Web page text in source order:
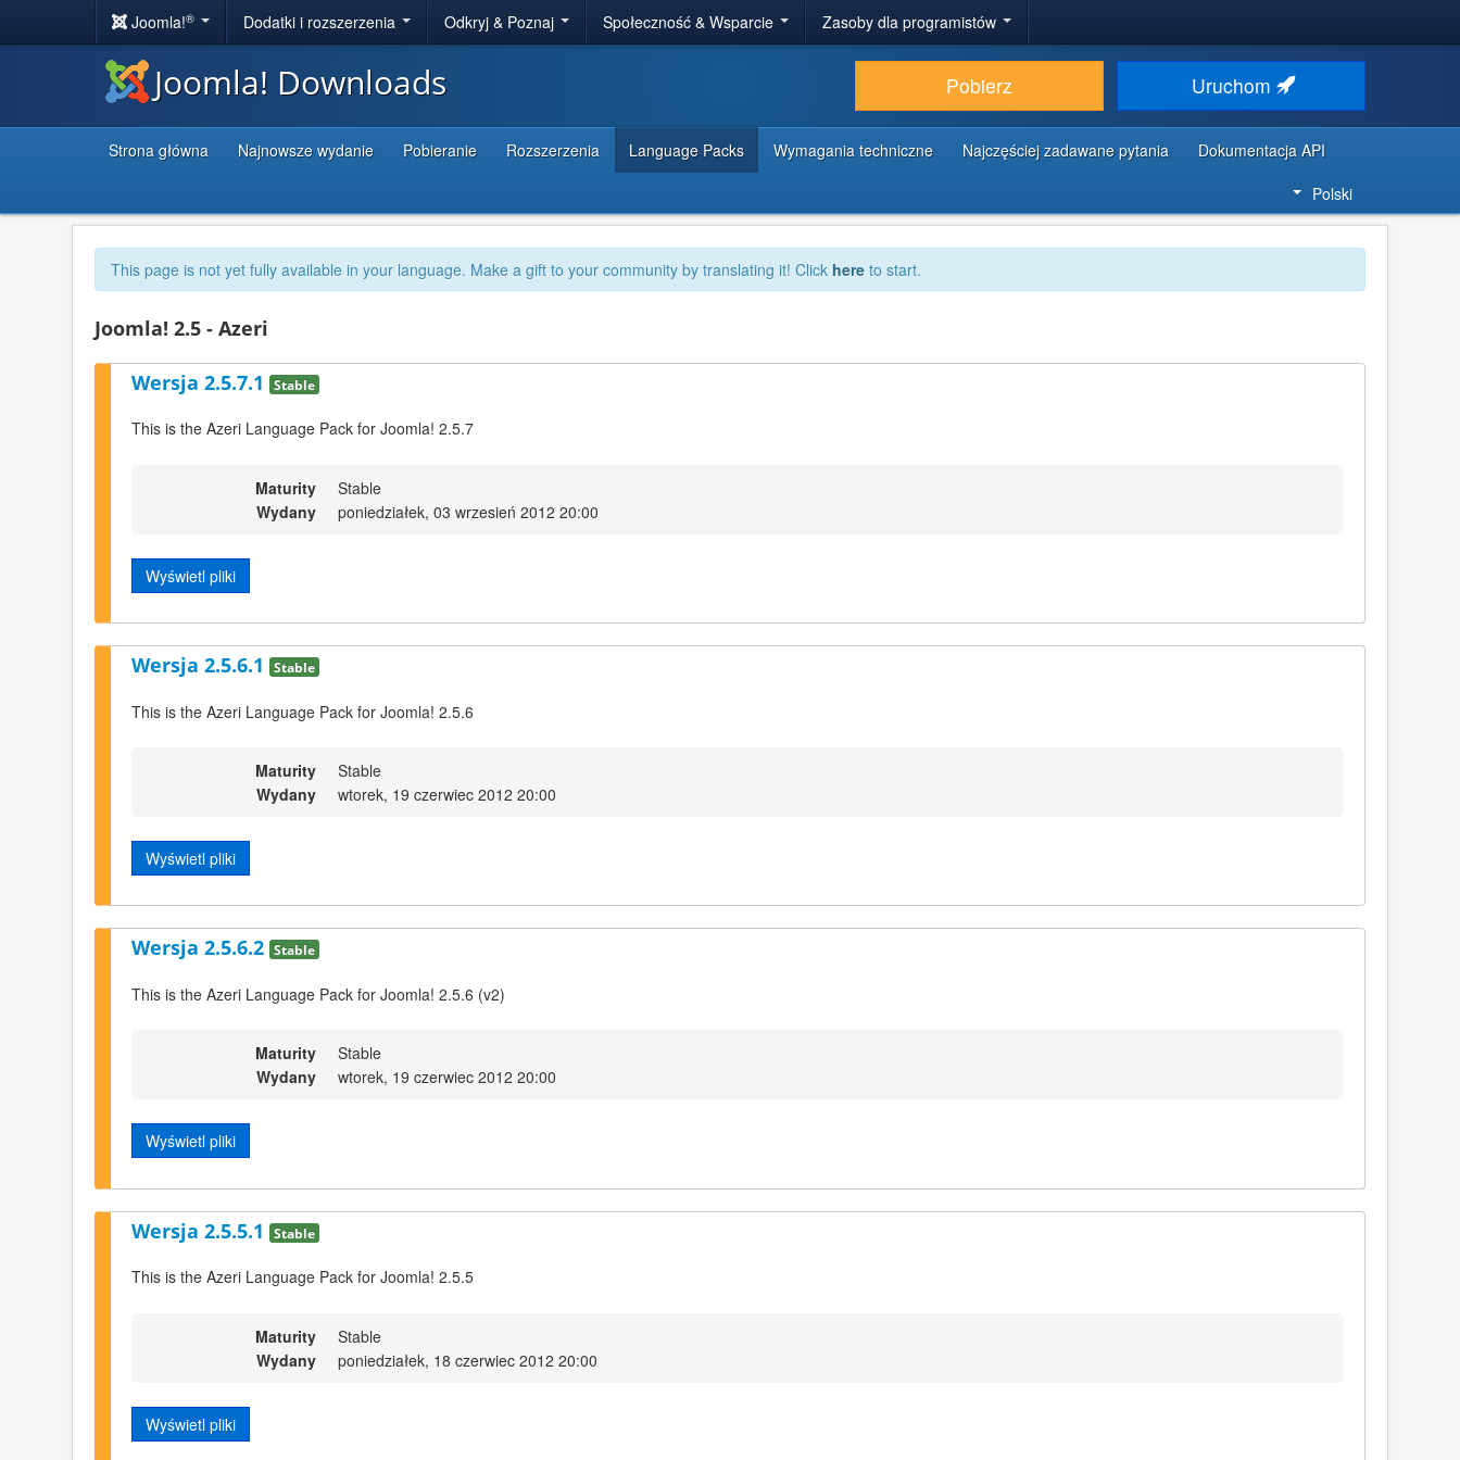
Joomla!® Dodatki i rozszerzenia Odkryj & Poznaj Społeczność & Wsparcie Zasoby dla programistów
Joomla! Downloads Pobierz Uruchom
Strona główna Najnowsze wydanie Pobieranie Rozszerzenia Language Packs Wymagania techniczne Najczęściej zadawane pytania
Dokumentacja API
Polski
This page is not yet fully available in your language. Make a gift to your community by translating it! Click here to start.
Joomla! 2.5 - Azeri
Wersja 2.5.7.1 Stable
This is the Azeri Language Pack for Joomla! 2.5.7
Maturity
Stable
Wydany
poniedziałek, 03 wrzesień 2012 20:00
Wyświetl pliki
Wersja 2.5.6.1 Stable
This is the Azeri Language Pack for Joomla! 2.5.6
Maturity
Stable
Wydany
wtorek, 19 czerwiec 2012 20:00
Wyświetl pliki
Wersja 2.5.6.2 Stable
This is the Azeri Language Pack for Joomla! 2.5.6 (v2)
Maturity
Stable
Wydany
wtorek, 19 czerwiec 2012 20:00
Wyświetl pliki
Wersja 2.5.5.1 Stable
This is the Azeri Language Pack for Joomla! 2.5.5
Maturity
Stable
Wydany
poniedziałek, 18 czerwiec 2012 20:00
Wyświetl pliki